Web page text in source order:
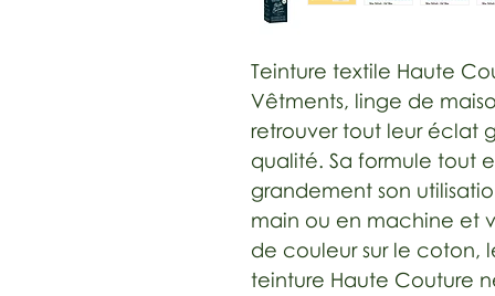
Teinture textile Haute
Vêtments, linge de
retrouver tout leur éclat
qualité. Sa formule tout
grandement son
main ou en machine et
de couleur sur le coton,
teinture Haute Couture